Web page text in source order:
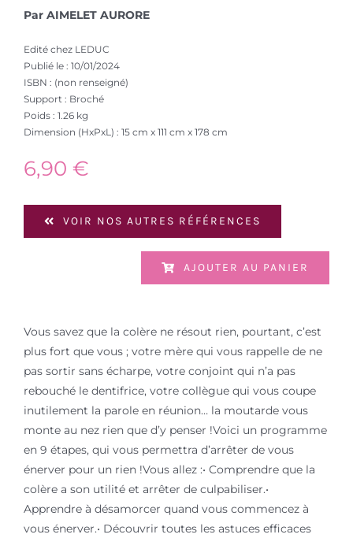
Par AIMELET AURORE
Edité chez LEDUC
Publié le : 10/01/2024
ISBN : (non renseigné)
Support : Broché
Poids : 1.26 kg
Dimension (HxPxL) : 15 cm x 111 cm x 178 cm
6,90 €
VOIR NOS AUTRES RÉFÉRENCES
AJOUTER AU PANIER
Vous savez que la colère ne résout rien, pourtant, c’est
plus fort que vous ; votre mère qui vous rappelle de ne
pas sortir sans écharpe, votre conjoint qui n’a pas
rebouché le dentifrice, votre collègue qui vous coupe
inutilement la parole en réunion… la moutarde vous
monte au nez rien que d’y penser !Voici un programme
en 9 étapes, qui vous permettra d’arrêter de vous
énerver pour un rien !Vous allez :• Comprendre que la
colère a son utilité et arrêter de culpabiliser.•
Apprendre à désamorcer quand vous commencez à
vous énerver.• Découvrir toutes les astuces efficaces